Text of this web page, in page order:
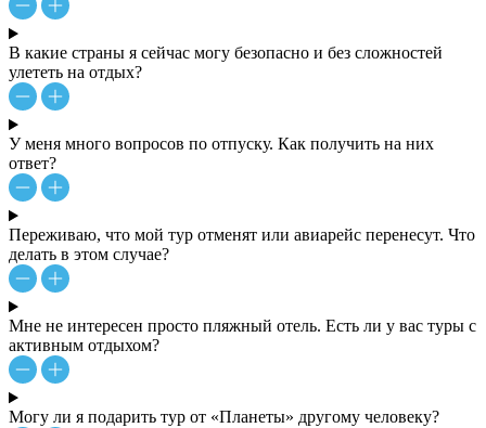
В какие страны я сейчас могу безопасно и без сложностей
улететь на отдых?
У меня много вопросов по отпуску. Как получить на них
ответ?
Переживаю, что мой тур отменят или авиарейс перенесут. Что
делать в этом случае?
Мне не интересен просто пляжный отель. Есть ли у вас туры с
активным отдыхом?
Могу ли я подарить тур от «Планеты» другому человеку?